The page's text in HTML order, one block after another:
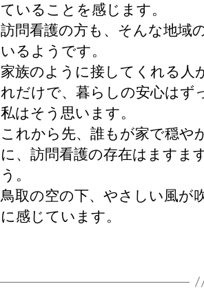
ていることを感じます。
訪問看護の方も、そんな地域
いるようです。
家族のように接してくれる
れだけで、暮らしの安心はず
私はそう思います。
これから先、誰もが家で穏や
に、訪問看護の存在はますま
う。
鳥取の空の下、やさしい風が
に感じています。